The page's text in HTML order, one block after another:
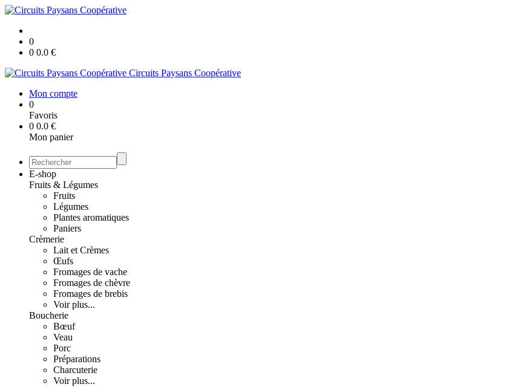
0
0 0.0 €
Circuits Paysans Coopérative
Mon compte
0
Favoris
0 0.0 €
Mon panier
E-shop
Fruits & Légumes
Fruits
Légumes
Plantes aromatiques
Paniers
Crèmerie
Lait et Crèmes
Œufs
Fromages de vache
Fromages de chèvre
Fromages de brebis
Voir plus...
Boucherie
Bœuf
Veau
Porc
Préparations
Charcuterie
Voir plus...